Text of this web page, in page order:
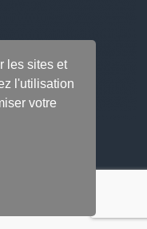
les sites et
l'utilisation
votre